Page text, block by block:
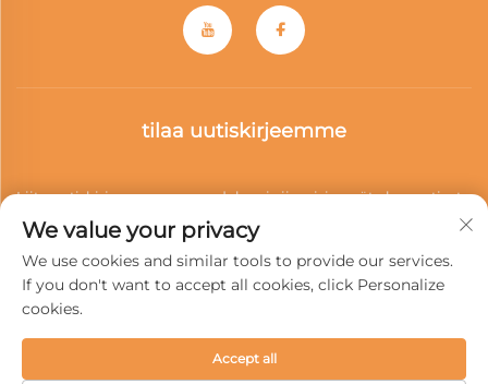
tilaa uutiskirjeemme
Liity uutiskirjeeseemme saadaksesi viimeisimmät alan uutiset,
päivitykset ja meidän tiimin antamat näkemykset.
We value your privacy
We use cookies and similar tools to provide our services.
If you don't want to accept all cookies, click Personalize
cookies.
Accept all